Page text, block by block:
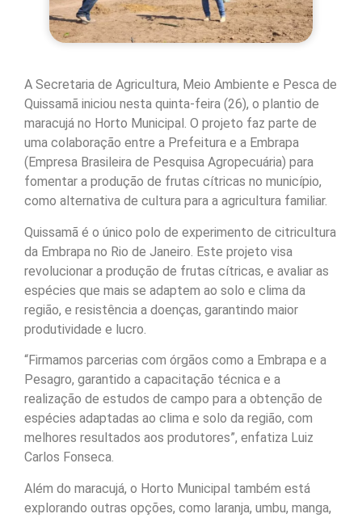
A Secretaria de Agricultura, Meio Ambiente e Pesca de
Quissamã iniciou nesta quinta-feira (26), o plantio de
maracujá no Horto Municipal. O projeto faz parte de
uma colaboração entre a Prefeitura e a Embrapa
(Empresa Brasileira de Pesquisa Agropecuária) para
fomentar a produção de frutas cítricas no município,
como alternativa de cultura para a agricultura familiar.
Quissamã é o único polo de experimento de citricultura
da Embrapa no Rio de Janeiro. Este projeto visa
revolucionar a produção de frutas cítricas, e avaliar as
espécies que mais se adaptem ao solo e clima da
região, e resistência a doenças, garantindo maior
produtividade e lucro.
“Firmamos parcerias com órgãos como a Embrapa e a
Pesagro, garantido a capacitação técnica e a
realização de estudos de campo para a obtenção de
espécies adaptadas ao clima e solo da região, com
melhores resultados aos produtores”, enfatiza Luiz
Carlos Fonseca.
Além do maracujá, o Horto Municipal também está
explorando outras opções, como laranja, umbu, manga,